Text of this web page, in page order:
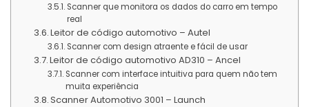
Scanner que monitora os dados do carro em tempo
real
Leitor de código automotivo – Autel
Scanner com design atraente e fácil de usar
Leitor de código automotivo AD310 – Ancel
Scanner com interface intuitiva para quem não tem
muita experiência
Scanner Automotivo 3001 – Launch